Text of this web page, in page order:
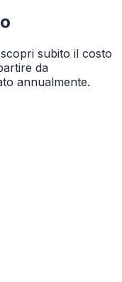
subito il costo
da
annualmente.